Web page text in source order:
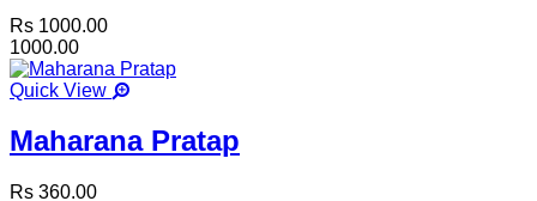
Rs 1000.00
1000.00
Quick View
Maharana Pratap
Rs 360.00